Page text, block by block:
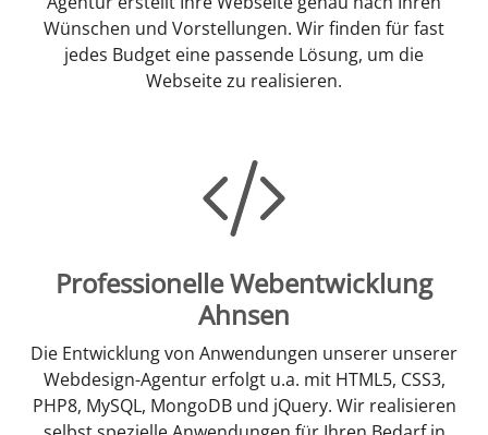
Wünschen und Vorstellungen. Wir finden für fast
jedes Budget eine passende Lösung, um die
Webseite zu realisieren.
Professionelle Webentwicklung
Ahnsen
Die Entwicklung von Anwendungen unserer unserer
Webdesign-Agentur erfolgt u.a. mit HTML5, CSS3,
PHP8, MySQL, MongoDB und jQuery. Wir realisieren